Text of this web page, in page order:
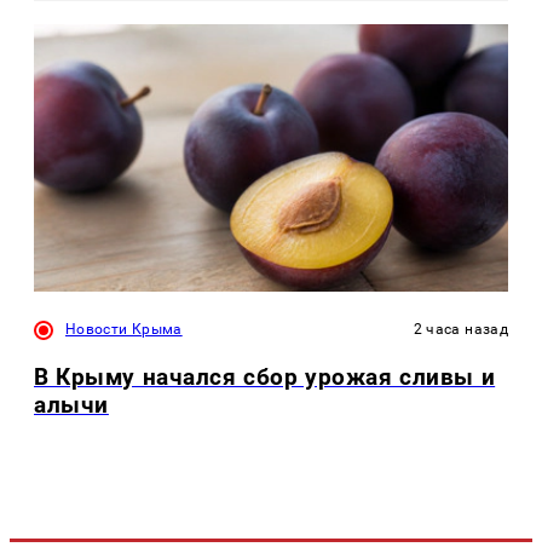
Новости Крыма 2 часа назад
В Крыму начался сбор урожая сливы и
алычи